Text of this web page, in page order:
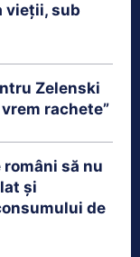
vieții, sub
Zelenski
rachete”
să nu
și
de